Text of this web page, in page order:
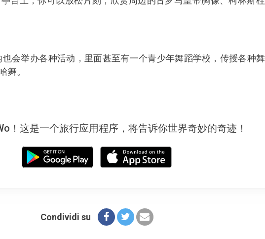
会举办各种活动，里面甚至有一个青少年舞蹈学校，传授各种
舞。
！这是一个旅行应用程序，将告诉你世界奇妙的奇迹！
Condividi su